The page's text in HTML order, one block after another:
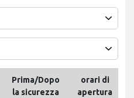
Prima/Dopo
la sicurezza
orari di
apertura